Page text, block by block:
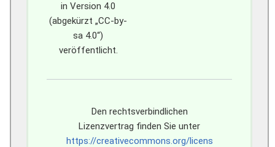
in Version 4.0
(abgekürzt „CC-by-
sa 4.0“)
veröffentlicht.
Den rechtsverbindlichen
Lizenzvertrag finden Sie unter
https://creativecommons.org/licens